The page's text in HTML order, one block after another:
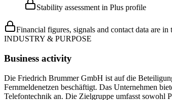
Stability assessment in Plus profile
Financial figures, signals and contact data are in
INDUSTRY & PURPOSE
Business activity
Die Friedrich Brummer GmbH ist auf die
Fernmeldenetzen beschäftigt. Das Unternehmen
Telefontechnik an. Die Zielgruppe umfasst sowohl